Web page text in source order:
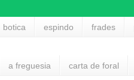
botica espindo frades
a freguesia carta de foral